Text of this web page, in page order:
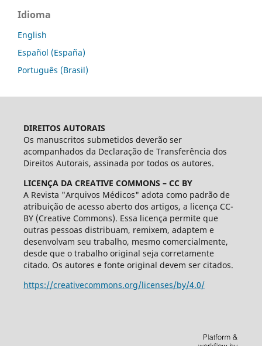
Idioma
English
Español (España)
Português (Brasil)
DIREITOS AUTORAIS
Os manuscritos submetidos deverão ser
acompanhados da Declaração de Transferência dos
Direitos Autorais, assinada por todos os autores.
LICENÇA DA CREATIVE COMMONS – CC BY
A Revista "Arquivos Médicos" adota como padrão de
atribuição de acesso aberto dos artigos, a licença CC-
BY (Creative Commons). Essa licença permite que
outras pessoas distribuam, remixem, adaptem e
desenvolvam seu trabalho, mesmo comercialmente,
desde que o trabalho original seja corretamente
citado. Os autores e fonte original devem ser citados.
https://creativecommons.org/licenses/by/4.0/